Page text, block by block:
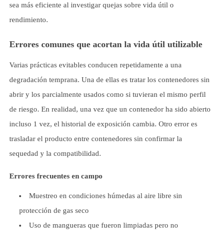
sea más eficiente al investigar quejas sobre vida útil o
rendimiento.
Errores comunes que acortan la vida útil utilizable
Varias prácticas evitables conducen repetidamente a una
degradación temprana. Una de ellas es tratar los contenedores sin
abrir y los parcialmente usados como si tuvieran el mismo perfil
de riesgo. En realidad, una vez que un contenedor ha sido abierto
incluso 1 vez, el historial de exposición cambia. Otro error es
trasladar el producto entre contenedores sin confirmar la
sequedad y la compatibilidad.
Errores frecuentes en campo
Muestreo en condiciones húmedas al aire libre sin
protección de gas seco
Uso de mangueras que fueron limpiadas pero no